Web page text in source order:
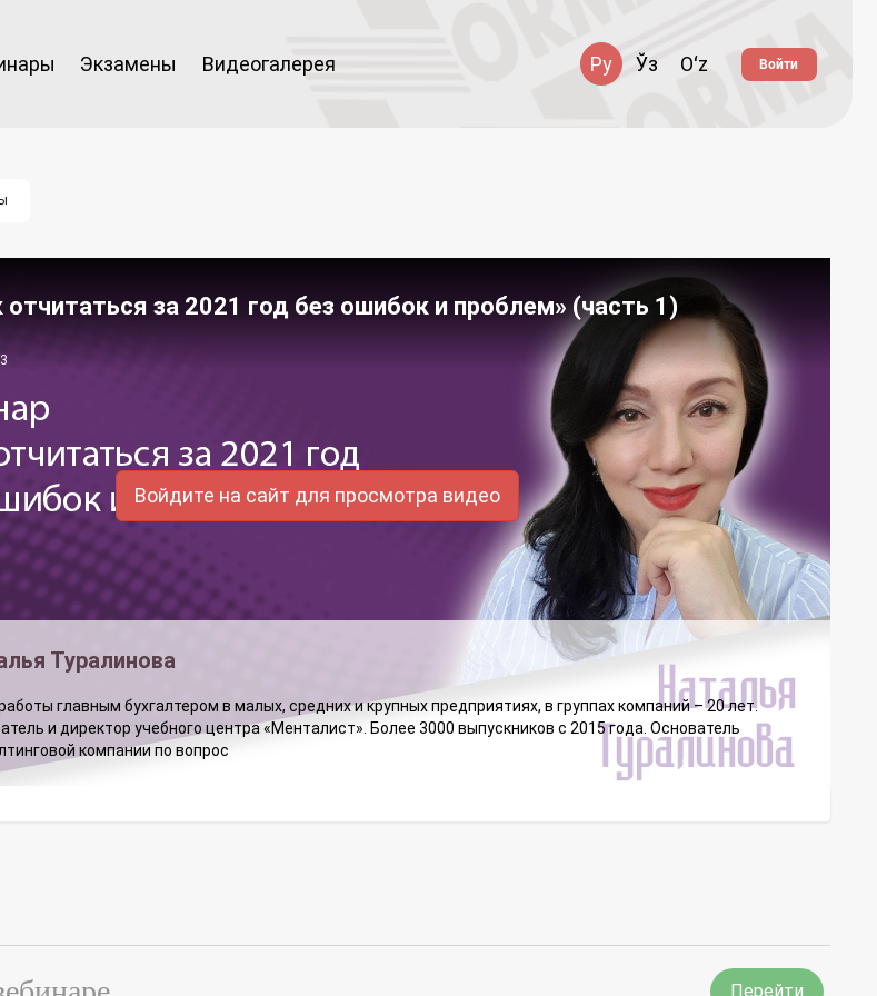
Экзамены Видеогалерея Ру Ўз Oʻz Войти
отчитаться за 2021 год без ошибок и проблем» (часть 1)
Войдите на сайт для просмотра видео
Туралинова
главным бухгалтером в малых, средних и крупных предприятиях, в группах компаний – 20 лет.
и директор учебного центра «Менталист». Более 3000 выпускников с 2015 года. Основатель
компании по вопрос
Перейти